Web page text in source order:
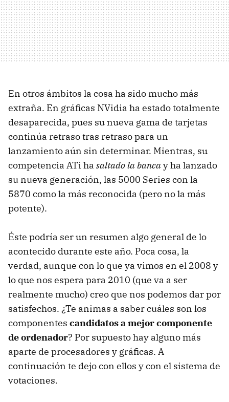
En otros ámbitos la cosa ha sido mucho más
extraña. En gráficas NVidia ha estado totalmente
desaparecida, pues su nueva gama de tarjetas
continúa retraso tras retraso para un
lanzamiento aún sin determinar. Mientras, su
competencia ATi ha saltado la bancay ha lanzado
su nueva generación, las 5000 Series con la
5870 como la más reconocida (pero no la más
potente).
Éste podría ser un resumen algo general de lo
acontecido durante este año. Poca cosa, la
verdad, aunque con lo que ya vimos en el 2008 y
lo que nos espera para 2010 (que va a ser
realmente mucho) creo que nos podemos dar por
satisfechos. ¿Te animas a saber cuáles son los
componentes candidatos a mejor componente
de ordenador? Por supuesto hay alguno más
aparte de procesadores y gráficas. A
continuación te dejo con ellos y con el sistema de
votaciones.